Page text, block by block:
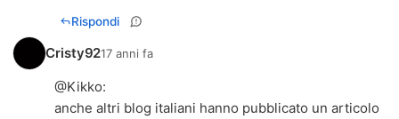
Rispondi
Cristy9217 anni fa
@Kikko:
anche altri blog italiani hanno pubblicato un articolo